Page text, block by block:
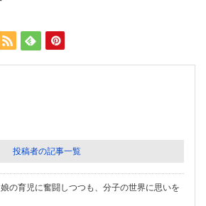
投稿者の記事一覧
の育児に奮闘しつつも、分子の世界に思いを